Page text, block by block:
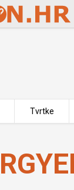
Tvrtke
vl. Vanja